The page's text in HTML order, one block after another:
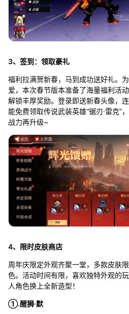
3、签到：领取豪礼
福利拉满贺新春，马到成功送好礼。
爱，本次春节版本准备了海量福利活
解锁丰厚奖励。登录即送新春头像，
能免费领取传说武装英雄“锯刃·雷克”
战力再升级~
4、限时皮肤商店
周年庆限定外观齐聚一堂，多款皮肤
色。活动时间有限，喜欢独特外观的
人角色换上全新造型！
①.醒狮·默